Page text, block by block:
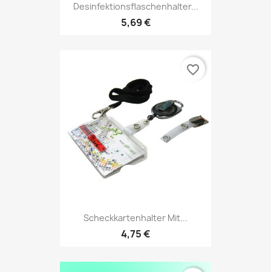
Desinfektionsflaschenhalter...
5,69 €
Scheckkartenhalter Mit...
4,75 €
favorite_border